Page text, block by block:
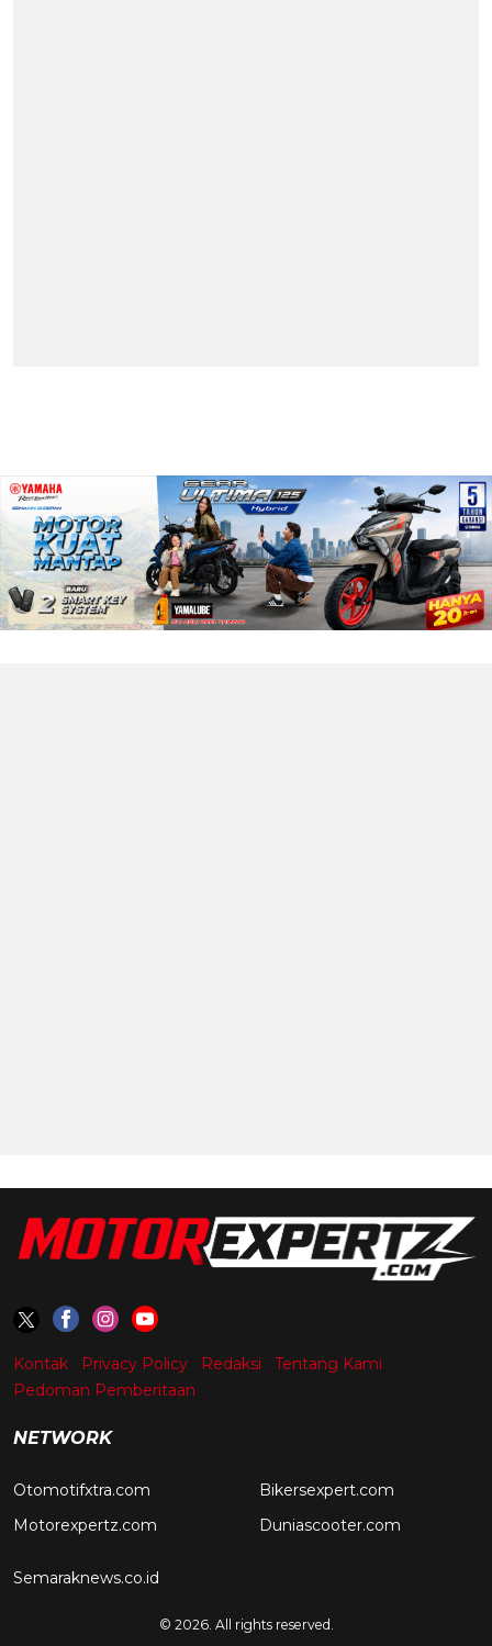
Kontak Privacy Policy Redaksi
Tentang Kami
Pedoman Pemberitaan
NETWORK
Otomotifxtra.com
Motorexpertz.com
Bikersexpert.com
Duniascooter.com
Semaraknews.co.id
© 2026. All rights reserved.